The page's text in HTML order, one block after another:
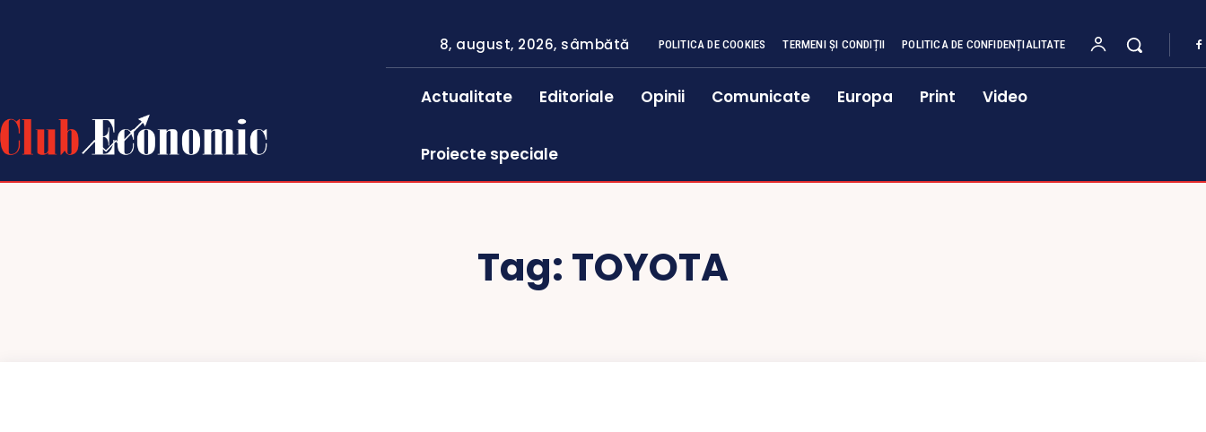
8, august, 2026, sâmbătă POLITICA DE COOKIES TERMENI ȘI CONDIȚII POLITICA DE CONFIDENȚIALITATE
Actualitate Editoriale Opinii Comunicate Europa Print Video
Proiecte speciale
Tag: TOYOTA